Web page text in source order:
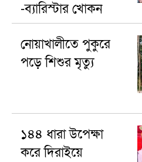
-ব্যারিস্টার খোকন
নোয়াখালীতে পুকুরে
পড়ে শিশুর মৃত্যু
১৪৪ ধারা উপেক্ষা
করে দিরাইয়ে